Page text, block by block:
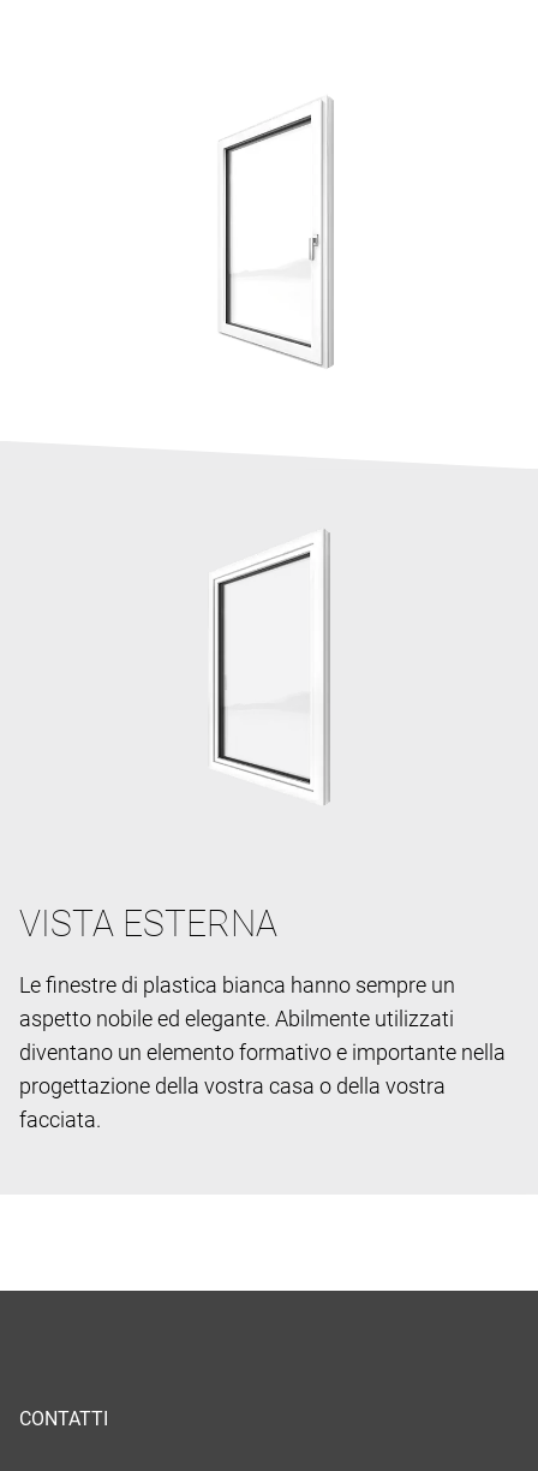
VISTA ESTERNA
Le finestre di plastica bianca hanno sempre un
aspetto nobile ed elegante. Abilmente utilizzati
diventano un elemento formativo e importante nella
progettazione della vostra casa o della vostra
facciata.
CONTATTI